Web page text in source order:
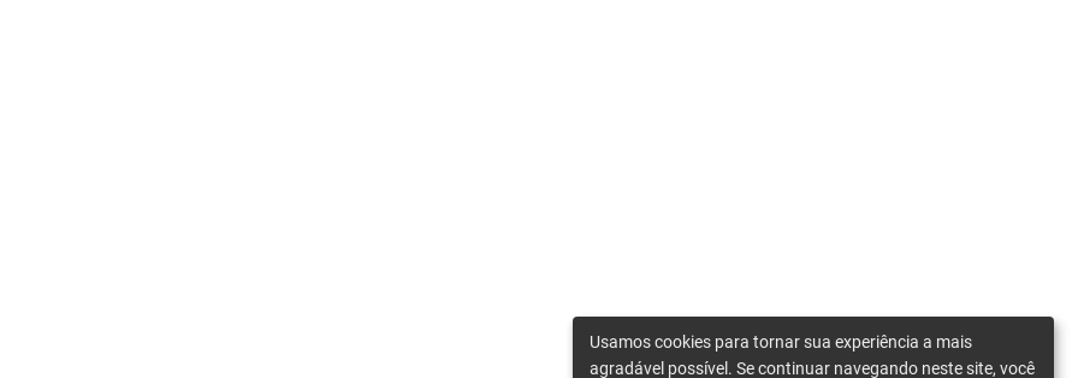
Usamos cookies para tornar sua experiência a mais
agradável possível. Se continuar navegando neste site, você